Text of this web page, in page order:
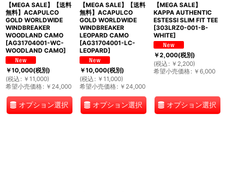
【MEGA SALE】【送料
無料】ACAPULCO
GOLD WORLDWIDE
WINDBREAKER
WOODLAND CAMO
[AG31704001-WC-
WOODLAND CAMO]
￥10,000(税別)
(税込 : ￥ 11,000)
希望小売価格: ￥ 24,000
オプション選択
【MEGA SALE】【送料
無料】ACAPULCO
GOLD WORLDWIDE
WINDBREAKER
LEOPARD CAMO
[AG31704001-LC-
LEOPARD]
￥10,000(税別)
(税込 : ￥ 11,000)
希望小売価格: ￥ 24,000
オプション選択
【MEGA SALE】
KAPPA AUTHENTIC
ESTESSI SLIM FIT TEE
[303LRZ0-001-B-
WHITE]
￥2,000(税別)
(税込 : ￥ 2,200)
希望小売価格: ￥ 6,000
オプション選択